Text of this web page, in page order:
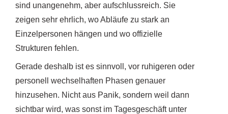
sind unangenehm, aber aufschlussreich. Sie
zeigen sehr ehrlich, wo Abläufe zu stark an
Einzelpersonen hängen und wo offizielle
Strukturen fehlen.
Gerade deshalb ist es sinnvoll, vor ruhigeren oder
personell wechselhaften Phasen genauer
hinzusehen. Nicht aus Panik, sondern weil dann
sichtbar wird, was sonst im Tagesgeschäft unter